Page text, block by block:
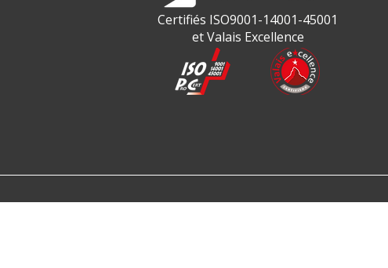
Certifiés ISO9001-14001-45001
et Valais Excellence